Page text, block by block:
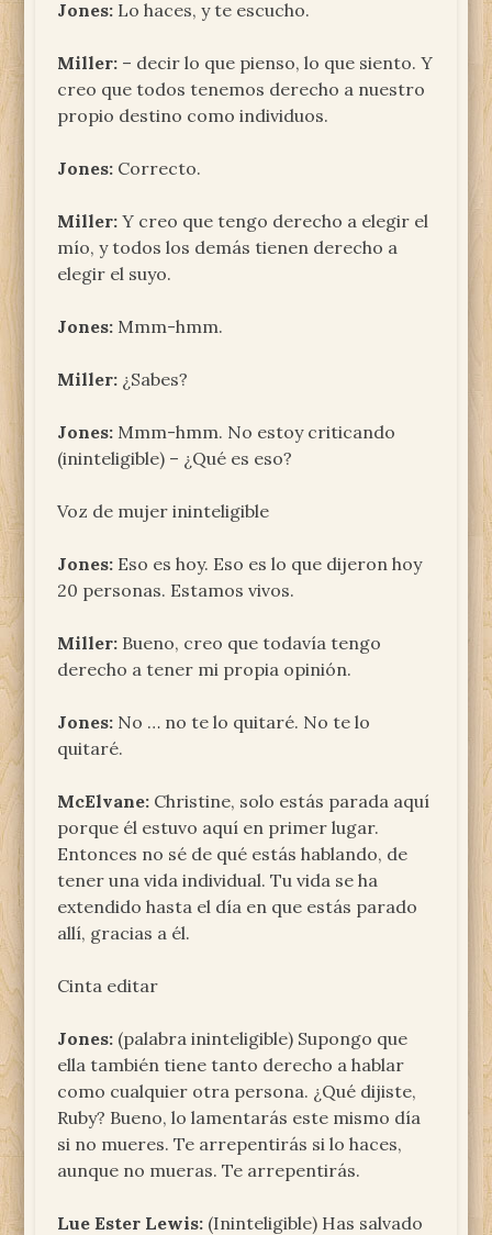
Jones: Lo haces, y te escucho.
Miller: – decir lo que pienso, lo que siento. Y
creo que todos tenemos derecho a nuestro
propio destino como individuos.
Jones: Correcto.
Miller: Y creo que tengo derecho a elegir el
mío, y todos los demás tienen derecho a
elegir el suyo.
Jones: Mmm-hmm.
Miller: ¿Sabes?
Jones: Mmm-hmm. No estoy criticando
(ininteligible) – ¿Qué es eso?
Voz de mujer ininteligible
Jones: Eso es hoy. Eso es lo que dijeron hoy
20 personas. Estamos vivos.
Miller: Bueno, creo que todavía tengo
derecho a tener mi propia opinión.
Jones: No … no te lo quitaré. No te lo
quitaré.
McElvane: Christine, solo estás parada aquí
porque él estuvo aquí en primer lugar.
Entonces no sé de qué estás hablando, de
tener una vida individual. Tu vida se ha
extendido hasta el día en que estás parado
allí, gracias a él.
Cinta editar
Jones: (palabra ininteligible) Supongo que
ella también tiene tanto derecho a hablar
como cualquier otra persona. ¿Qué dijiste,
Ruby? Bueno, lo lamentarás este mismo día
si no mueres. Te arrepentirás si lo haces,
aunque no mueras. Te arrepentirás.
Lue Ester Lewis: (Ininteligible) Has salvado